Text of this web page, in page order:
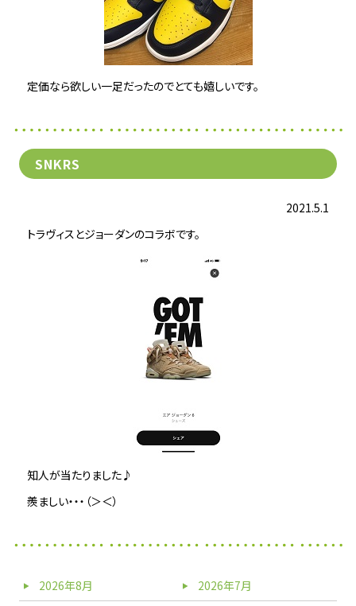
定価なら欲しい一足だったのでとても嬉しいです。
SNKRS
2021.5.1
トラヴィスとジョーダンのコラボです。
知人が当たりました♪
羨ましい・・・（＞＜）
2026年8月
2026年7月